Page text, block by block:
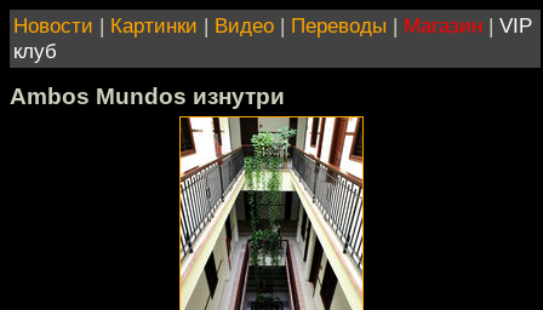
Новости | Картинки | Видео | Переводы | Магазин | VIP
клуб
Ambos Mundos изнутри